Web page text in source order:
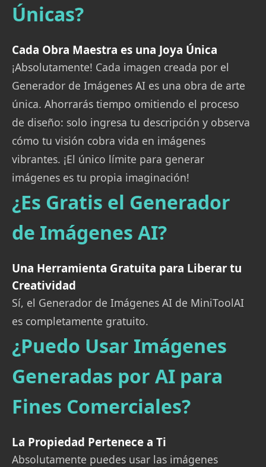
Únicas?
Cada Obra Maestra es una Joya Única
¡Absolutamente! Cada imagen creada por el
Generador de Imágenes AI es una obra de arte
única. Ahorrarás tiempo omitiendo el proceso
de diseño: solo ingresa tu descripción y observa
cómo tu visión cobra vida en imágenes
vibrantes. ¡El único límite para generar
imágenes es tu propia imaginación!
¿Es Gratis el Generador
de Imágenes AI?
Una Herramienta Gratuita para Liberar tu
Creatividad
Sí, el Generador de Imágenes AI de MiniToolAI
es completamente gratuito.
¿Puedo Usar Imágenes
Generadas por AI para
Fines Comerciales?
La Propiedad Pertenece a Ti
Absolutamente puedes usar las imágenes